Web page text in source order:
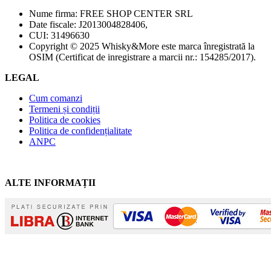
Nume firma: FREE SHOP CENTER SRL
Date fiscale: J2013004828406,
CUI: 31496630
Copyright © 2025 Whisky&More este marca înregistrată la
OSIM (Certificat de inregistrare a marcii nr.: 154285/2017).
LEGAL
Cum comanzi
Termeni și condiții
Politica de cookies
Politica de confidențialitate
ANPC
ALTE INFORMAȚII